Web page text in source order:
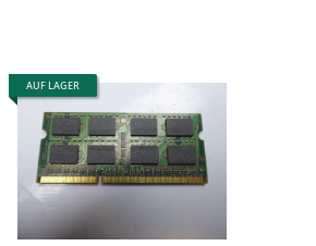
AUF LAGER